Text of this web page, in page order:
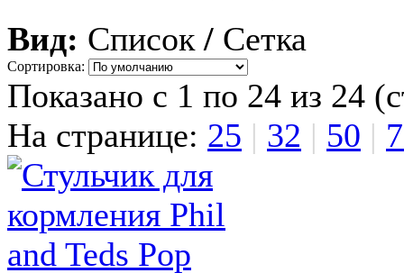
Вид: Список / Сетка
Сортировка:
Показано с 1 по 24 из 24
На странице: 25 | 32 | 50 |